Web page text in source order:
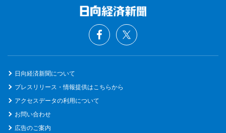
日向経済新聞について
プレスリリース・情報提供はこちらから
アクセスデータの利用について
お問い合わせ
広告のご案内